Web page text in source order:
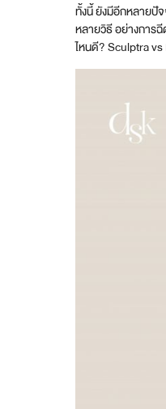
ทั้งนี้ ยังมีอีกหลายปั
หลายวิธี อย่างการ
ไหนดี? Sculptra vs